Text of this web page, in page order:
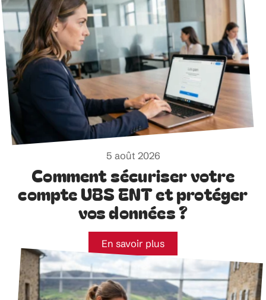
5 août 2026
Comment sécuriser votre
compte UBS ENT et protéger
vos données ?
En savoir plus